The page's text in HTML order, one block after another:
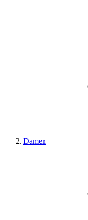
Damen